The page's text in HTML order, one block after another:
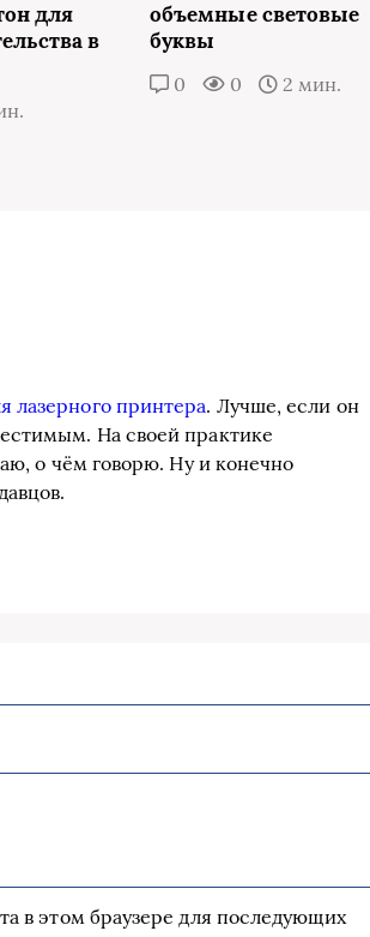
для
в
объемные световые
буквы
0 0 2 мин.
лазерного принтера. Лучше, если он
На своей практике
о чём говорю. Ну и конечно
в этом браузере для последующих